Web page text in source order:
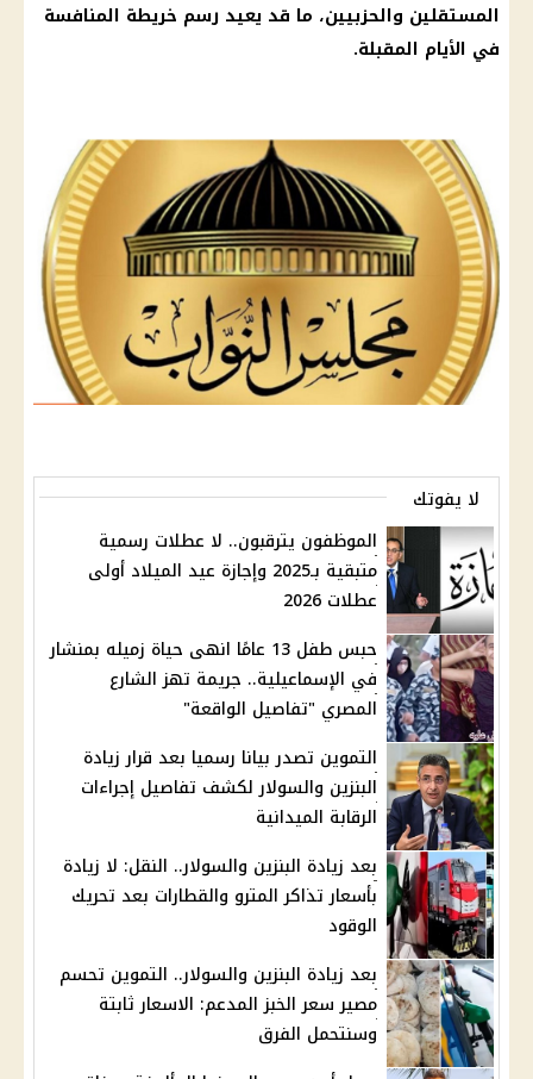
المستقلين والحزبيين، ما قد يعيد رسم خريطة المنافسة
في الأيام المقبلة.
لا يفوتك
الموظفون يترقبون.. لا عطلات رسمية
متبقية بـ2025 وإجازة عيد الميلاد أولى
عطلات 2026
حبس طفل 13 عامًا انهى حياة زميله بمنشار
في الإسماعيلية.. جريمة تهز الشارع
المصري "تفاصيل الواقعة"
التموين تصدر بيانا رسميا بعد قرار زيادة
البنزين والسولار لكشف تفاصيل إجراءات
الرقابة الميدانية
بعد زيادة البنزين والسولار.. النقل: لا زيادة
بأسعار تذاكر المترو والقطارات بعد تحريك
الوقود
بعد زيادة البنزين والسولار.. التموين تحسم
مصير سعر الخبز المدعم: الاسعار ثابتة
وسنتحمل الفرق